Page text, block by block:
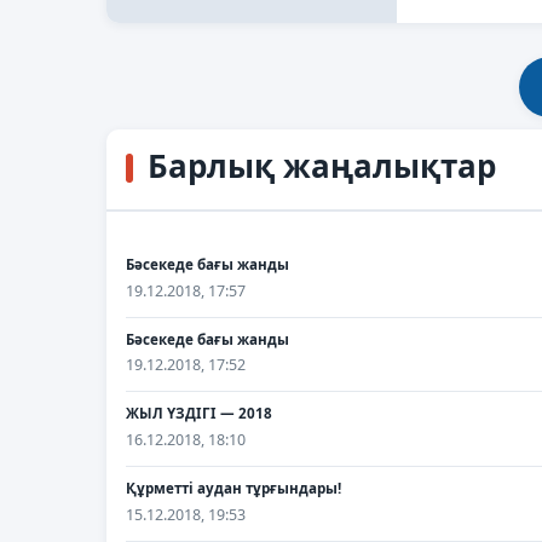
Барлық жаңалықтар
Бәсекеде бағы жанды
19.12.2018, 17:57
Бәсекеде бағы жанды
19.12.2018, 17:52
ЖЫЛ ҮЗДІГІ — 2018
16.12.2018, 18:10
Құрметті аудан тұрғындары!
15.12.2018, 19:53